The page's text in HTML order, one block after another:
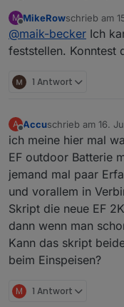
Hallo,
zugeben.
Da
danke
M
Offline
MikeRowschrieb am
zuletzt
@maik-becker Ich
feststellen. Konntest
1 Antwort
A
Offline
Accuschrieb am 16.
zuletzt editiert
ich meine hier mal
EF outdoor Batterie
jemand mal paar
und vorallem in
Skript die neue EF
dann wenn man
Kann das skript
beim Einspeisen?
M 1 Antwort